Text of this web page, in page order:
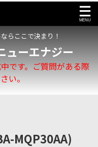
らここで決まり！
ューエナジー
です。ご質問がある際
い。
MQP30AA)